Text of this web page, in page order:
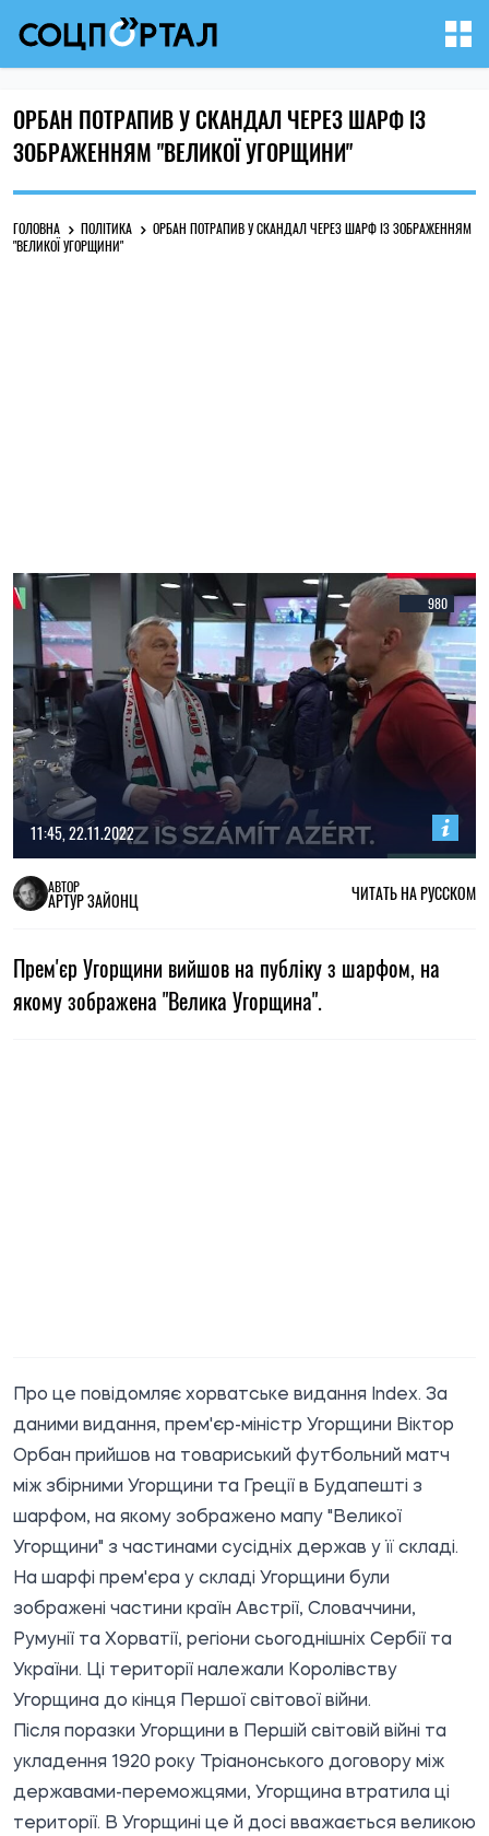
ОРБАН ПОТРАПИВ У СКАНДАЛ ЧЕРЕЗ ШАРФ ІЗ
ЗОБРАЖЕННЯМ "ВЕЛИКОЇ УГОРЩИНИ"
ГОЛОВНА ПОЛІТИКА
ОРБАН ПОТРАПИВ У СКАНДАЛ ЧЕРЕЗ ШАРФ ІЗ ЗОБРАЖЕННЯМ
"ВЕЛИКОЇ УГОРЩИНИ"
980
11:45, 22.11.2022
АВТОР
АРТУР ЗАЙОНЦ ЧИТАТЬ НА РУССКОМ
Прем'єр Угорщини вийшов на публіку з шарфом, на
якому зображена "Велика Угорщина".
Про це повідомляє хорватське видання Index. За
даними видання, прем'єр-міністр Угорщини Віктор
Орбан прийшов на товариський футбольний матч
між збірними Угорщини та Греції в Будапешті з
шарфом, на якому зображено мапу "Великої
Угорщини" з частинами сусідніх держав у її складі.
На шарфі прем'єра у складі Угорщини були
зображені частини країн Австрії, Словаччини,
Румунії та Хорватії, регіони сьогоднішніх Сербії та
України. Ці території належали Королівству
Угорщина до кінця Першої світової війни.
Після поразки Угорщини в Першій світовій війні та
укладення 1920 року Тріанонського договору між
державами-переможцями, Угорщина втратила ці
території. В Угорщині це й досі вважається великою